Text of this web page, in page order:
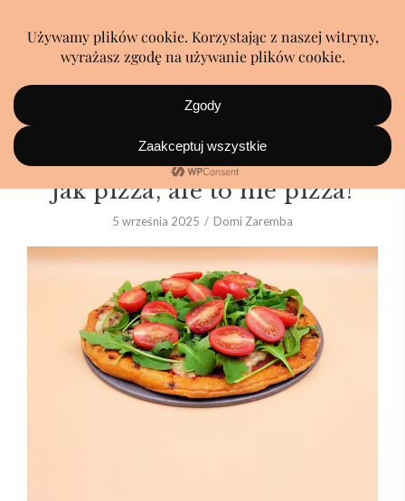
Wygląda jak pizza, smakuje
jak pizza, ale to nie pizza!
5 września 2025 Domi Zaremba